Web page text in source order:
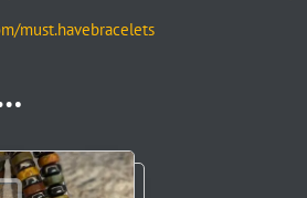
must.havebracelets